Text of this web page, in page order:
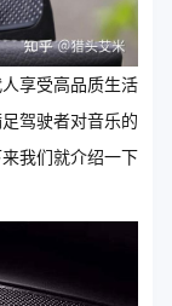
享受高品质生活
驾驶者对音乐的
我们就介绍一下